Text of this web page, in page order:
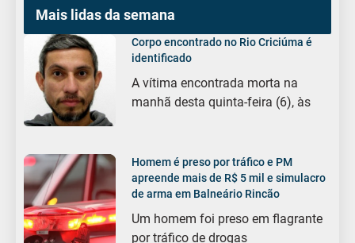
Mais lidas da semana
Corpo encontrado no Rio Criciúma é
identificado
A vítima encontrada morta na
manhã desta quinta-feira (6), às
Homem é preso por tráfico e PM
apreende mais de R$ 5 mil e simulacro
de arma em Balneário Rincão
Um homem foi preso em flagrante
por tráfico de drogas